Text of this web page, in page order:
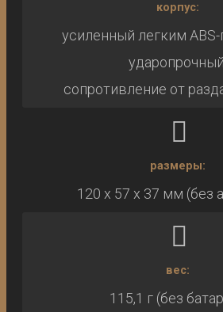
корпус:
усиленный легким
ударопрочный
сопротивление от
размеры:
120 x 57 x 37 мм (без
вес:
115,1 г (без